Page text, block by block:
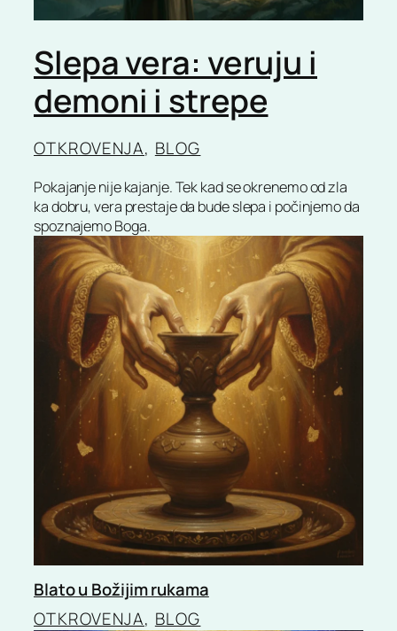
Slepa vera: veruju i
demoni i strepe
OTKROVENJA, BLOG
Pokajanje nije kajanje. Tek kad se okrenemo od zla
ka dobru, vera prestaje da bude slepa i počinjemo da
spoznajemo Boga.
Blato u Božijim rukama
OTKROVENJA, BLOG